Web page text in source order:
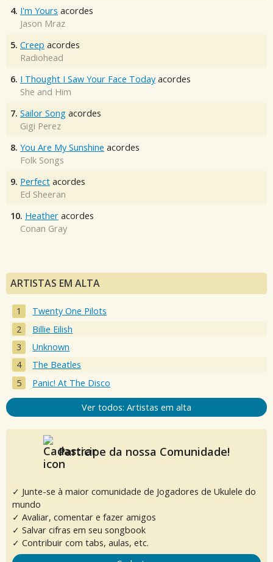
4. I'm Yours acordes
Jason Mraz
5. Creep acordes
Radiohead
6. I Thought I Saw Your Face Today acordes
She and Him
7. Sailor Song acordes
Gigi Perez
8. You Are My Sunshine acordes
Folk Songs
9. Perfect acordes
Ed Sheeran
10. Heather acordes
Conan Gray
ARTISTAS EM ALTA
Twenty One Pilots
Billie Eilish
Unknown
The Beatles
Panic! At The Disco
Ver todos: Artistas em alta
Participe da nossa Comunidade!
✓ Junte-se à maior comunidade de Jogadores de Ukulele do
mundo
✓ Avaliar, comentar e fazer amigos
✓ Salvar cifras em seu songbook
✓ Contribuir com tabs, aulas, etc.